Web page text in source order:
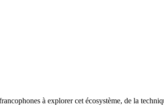
à explorer cet écosystème, de la